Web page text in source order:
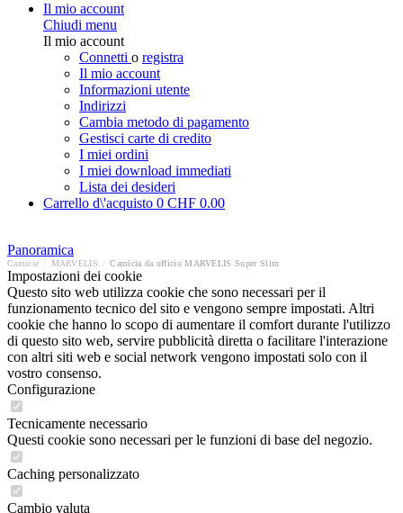
Il mio account
Chiudi menu
Il mio account
Connetti o registra
Il mio account
Informazioni utente
Indirizzi
Cambia metodo di pagamento
Gestisci carte di credito
I miei ordini
I miei download immediati
Lista dei desideri
Carrello d\'acquisto 0 CHF 0.00
Panoramica
Camicie MARVELIS Camicia da ufficio MARVELIS Super Slim
Impostazioni dei cookie
Questo sito web utilizza cookie che sono necessari per il
funzionamento tecnico del sito e vengono sempre impostati. Altri
cookie che hanno lo scopo di aumentare il comfort durante l'utilizzo
di questo sito web, servire pubblicità diretta o facilitare l'interazione
con altri siti web e social network vengono impostati solo con il
vostro consenso.
Configurazione
Tecnicamente necessario
Questi cookie sono necessari per le funzioni di base del negozio.
Caching personalizzato
Cambio valuta